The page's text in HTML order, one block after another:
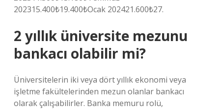
202315.400₺19.400₺Ocak 202421.600₺27.
2 yıllık üniversite mezunu
bankacı olabilir mi?
Üniversitelerin iki veya dört yıllık ekonomi veya
işletme fakültelerinden mezun olanlar bankacı
olarak çalışabilirler. Banka memuru rolü,